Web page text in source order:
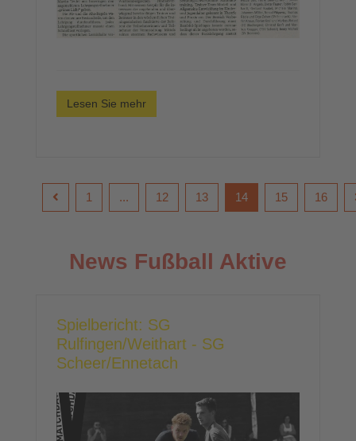
Lesen Sie mehr
1 ... 12 13 14 15 16
News Fußball Aktive
Spielbericht: SG
Rulfingen/Weithart - SG
Scheer/Ennetach